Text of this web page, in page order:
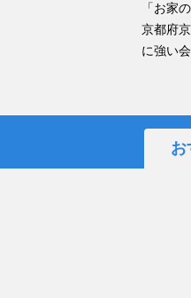
「お家
京都府
に強い
お